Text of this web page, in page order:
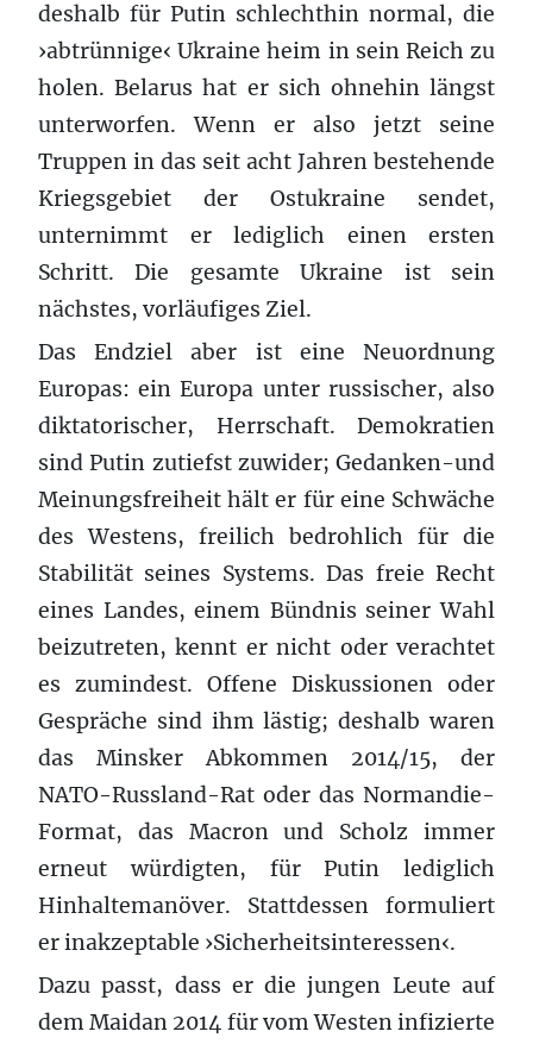
deshalb für Putin schlechthin normal, die
›abtrünnige‹ Ukraine heim in sein Reich zu
holen. Belarus hat er sich ohnehin längst
unterworfen. Wenn er also jetzt seine
Truppen in das seit acht Jahren bestehende
Kriegsgebiet der Ostukraine sendet,
unternimmt er lediglich einen ersten
Schritt. Die gesamte Ukraine ist sein
nächstes, vorläufiges Ziel.
Das Endziel aber ist eine Neuordnung
Europas: ein Europa unter russischer, also
diktatorischer, Herrschaft. Demokratien
sind Putin zutiefst zuwider; Gedanken-und
Meinungsfreiheit hält er für eine Schwäche
des Westens, freilich bedrohlich für die
Stabilität seines Systems. Das freie Recht
eines Landes, einem Bündnis seiner Wahl
beizutreten, kennt er nicht oder verachtet
es zumindest. Offene Diskussionen oder
Gespräche sind ihm lästig; deshalb waren
das Minsker Abkommen 2014/15, der
NATO-Russland-Rat oder das Normandie-
Format, das Macron und Scholz immer
erneut würdigten, für Putin lediglich
Hinhaltemanöver. Stattdessen formuliert
er inakzeptable ›Sicherheitsinteressen‹.
Dazu passt, dass er die jungen Leute auf
dem Maidan 2014 für vom Westen infizierte